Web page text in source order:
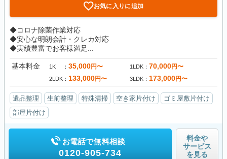
お気に入りに追加
◆コロナ除菌作業対応
◆安心な明朗会計・クレカ対応
◆実績豊富でお客様満足...
基本料金 1K 35,000円〜 1LDK 70,000円〜
2LDK 133,000円〜 3LDK 173,000円〜
遺品整理 生前整理 特殊清掃 空き家片付け
ゴミ屋敷片付け
部屋片付け
お電話で無料相談
0120-905-734
料金や
サービス
を見る